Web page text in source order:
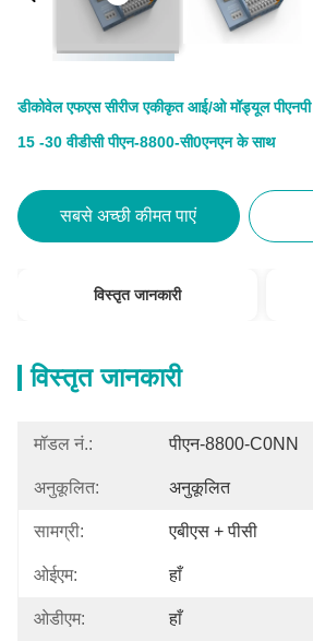
डीकोवेल एफएस सीरीज एकीकृत आई/ओ मॉड्यूल पीएनपी
15 -30 वीडीसी पीएन-8800-सी0एनएन के साथ
सबसे अच्छी कीमत पाएं
विस्तृत जानकारी
विस्तृत जानकारी
मॉडल नं.: पीएन-8800-C0NN
अनुकूलित: अनुकूलित
सामग्री: एबीएस + पीसी
ओईएम: हाँ
ओडीएम: हाँ